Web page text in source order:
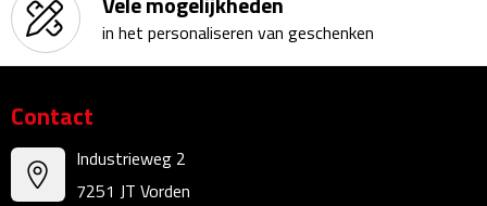
Drinkbekers
Bekers
Bidons
Plastic bekers
in het personaliseren van geschenken
Contact
Industrieweg 2
7251 JT Vorden